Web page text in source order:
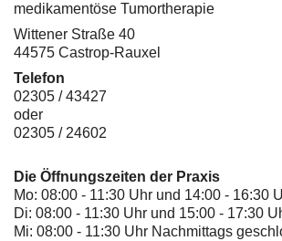
medikamentöse Tumortherapie
Wittener Straße 40
44575 Castrop-Rauxel
Telefon
02305 / 43427
oder
02305 / 24602
Die Öffnungszeiten der Praxis
Mo: 08:00 - 11:30 Uhr und 14:00 - 16:30
Di: 08:00 - 11:30 Uhr und 15:00 - 17:30
Mi: 08:00 - 11:30 Uhr Nachmittags